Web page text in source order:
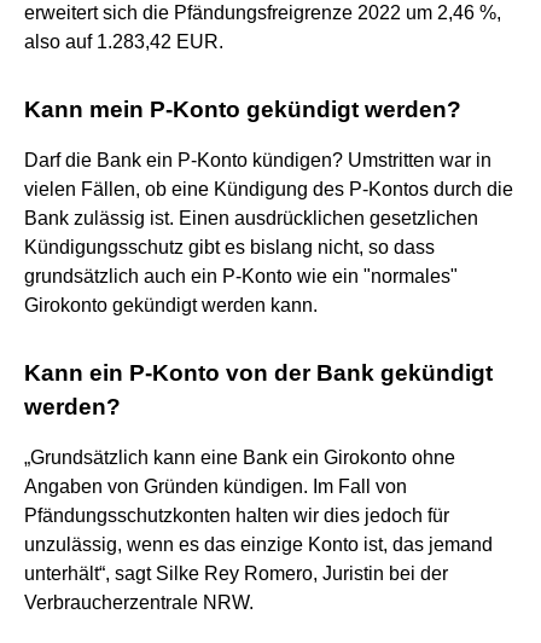
erweitert sich die Pfändungsfreigrenze 2022 um 2,46 %,
also auf 1.283,42 EUR.
Kann mein P-Konto gekündigt werden?
Darf die Bank ein P-Konto kündigen? Umstritten war in
vielen Fällen, ob eine Kündigung des P-Kontos durch die
Bank zulässig ist. Einen ausdrücklichen gesetzlichen
Kündigungsschutz gibt es bislang nicht, so dass
grundsätzlich auch ein P-Konto wie ein "normales"
Girokonto gekündigt werden kann.
Kann ein P-Konto von der Bank gekündigt
werden?
„Grundsätzlich kann eine Bank ein Girokonto ohne
Angaben von Gründen kündigen. Im Fall von
Pfändungsschutzkonten halten wir dies jedoch für
unzulässig, wenn es das einzige Konto ist, das jemand
unterhält“, sagt Silke Rey Romero, Juristin bei der
Verbraucherzentrale NRW.